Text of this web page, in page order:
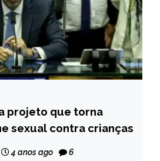
projeto que torna
sexual contra crianças
4 anos ago 6